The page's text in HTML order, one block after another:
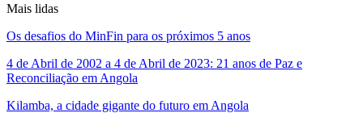
Mais lidas
Os desafios do MinFin para os próximos 5 anos
4 de Abril de 2002 a 4 de Abril de 2023: 21 anos de Paz e
Reconciliação em Angola
Kilamba, a cidade gigante do futuro em Angola